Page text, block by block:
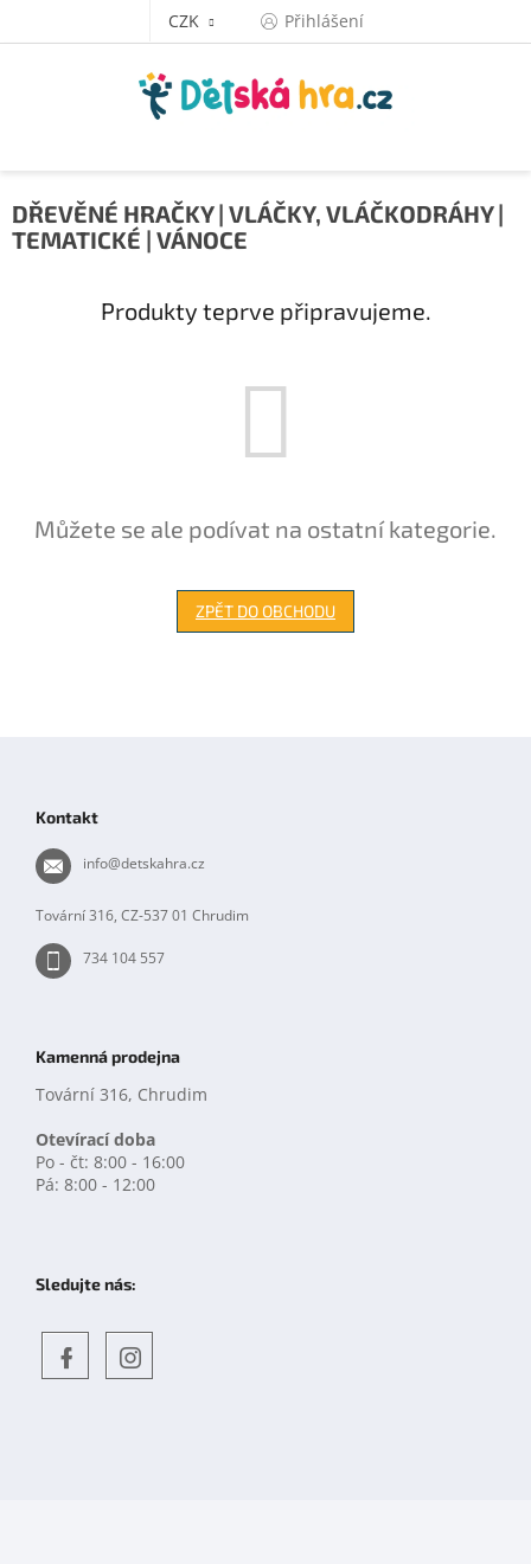
CZK Přihlášení
DŘEVĚNÉ HRAČKY | VLÁČKY, VLÁČKODRÁHY |
TEMATICKÉ | VÁNOCE
Produkty teprve připravujeme.
Můžete se ale podívat na ostatní kategorie.
ZPĚT DO OBCHODU
Kontakt
info@detskahra.cz
Tovární 316, CZ-537 01 Chrudim
734 104 557
Kamenná prodejna
Tovární 316, Chrudim
Otevírací doba
Po - čt: 8:00 - 16:00
Pá: 8:00 - 12:00
Sledujte nás: